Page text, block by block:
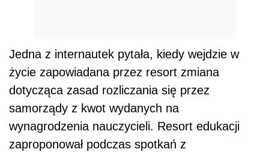
Jedna z internautek pytała, kiedy wejdzie w
życie zapowiadana przez resort zmiana
dotycząca zasad rozliczania się przez
samorządy z kwot wydanych na
wynagrodzenia nauczycieli. Resort edukacji
zaproponował podczas spotkań z